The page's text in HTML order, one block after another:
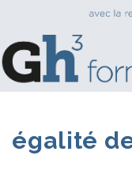
égalité